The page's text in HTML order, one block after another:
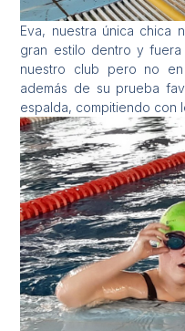
Eva, nuestra única chica
gran estilo dentro y
nuestro club pero no en
además de su prueba
espalda, compitiendo con